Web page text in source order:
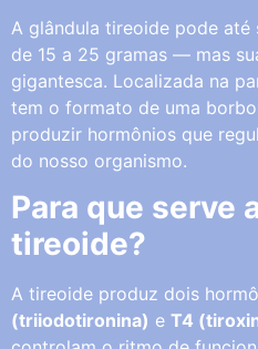
A glândula tireoide pode
de 15 a 25 gramas — mas
gigantesca. Localizada na
tem o formato de uma
produzir hormônios que
do nosso organismo.
Para que serve
tireoide?
A tireoide produz dois
(triiodotironina) e T4